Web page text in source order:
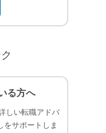
る方へ
しい転職アドバ
をサポートしま